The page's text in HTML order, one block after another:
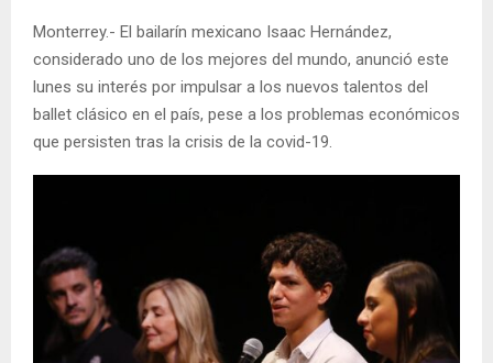
Monterrey.- El bailarín mexicano Isaac Hernández,
considerado uno de los mejores del mundo, anunció este
lunes su interés por impulsar a los nuevos talentos del
ballet clásico en el país, pese a los problemas económicos
que persisten tras la crisis de la covid-19.